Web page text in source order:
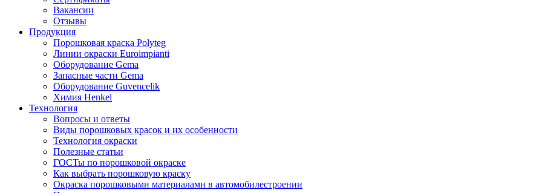
Вакансии
Отзывы
Продукция
Порошковая краска Polyteg
Линии окраски Euroimpianti
Оборудование Gema
Запасные части Gema
Оборудование Guvencelik
Химия Henkel
Технология
Вопросы и ответы
Виды порошковых красок и их особенности
Технология окраски
Полезные статьи
ГОСТы по порошковой окраске
Как выбрать порошковую краску
Окраска порошковыми материалами в автомобилестроении